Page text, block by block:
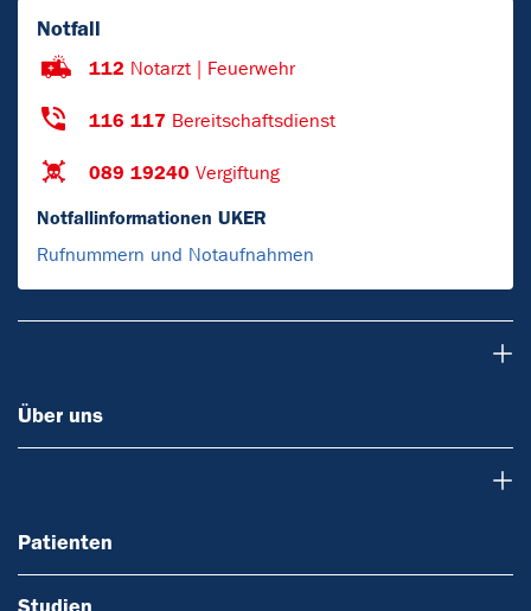
Notfall
112 Notarzt | Feuerwehr
116 117 Bereitschaftsdienst
089 19240 Vergiftung
Notfallinformationen UKER
Rufnummern und Notaufnahmen
Über uns
Patienten